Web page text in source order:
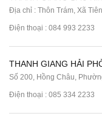
Địa chỉ : Thôn Trám, Xã
Điện thoại : 084 993 2233
THANH GIANG HẢI
Số 200, Hồng Châu,
Điện thoại : 085 334 2233